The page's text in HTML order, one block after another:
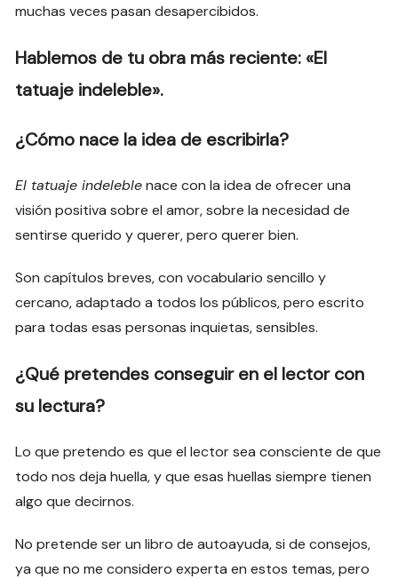
muchas veces pasan desapercibidos.
Hablemos de tu obra más reciente: «El
tatuaje indeleble».
¿Cómo nace la idea de escribirla?
El tatuaje indeleblenace con la idea de ofrecer una
visión positiva sobre el amor, sobre la necesidad de
sentirse querido y querer, pero querer bien.
Son capítulos breves, con vocabulario sencillo y
cercano, adaptado a todos los públicos, pero escrito
para todas esas personas inquietas, sensibles.
¿Qué pretendes conseguir en el lector con
su lectura?
Lo que pretendo es que el lector sea consciente de que
todo nos deja huella, y que esas huellas siempre tienen
algo que decirnos.
No pretende ser un libro de autoayuda, si de consejos,
ya que no me considero experta en estos temas, pero